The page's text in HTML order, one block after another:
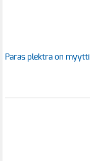
Paras plektra on myytti